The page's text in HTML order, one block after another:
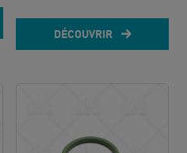
DÉCOUVRIR